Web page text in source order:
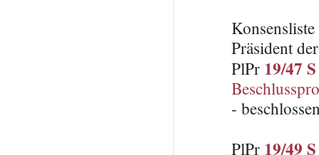
Präsident
PlPr 19/47 S
-
PlPr 19/49 S